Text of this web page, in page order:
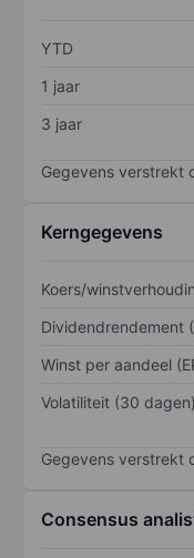
YTD
1 jaar
3 jaar
Gegevens verstrekt
Kerngegevens
Koers/
Dividendrendement
Winst per aandeel
Volatiliteit (30 dagen)
Gegevens verstrekt
Consensus